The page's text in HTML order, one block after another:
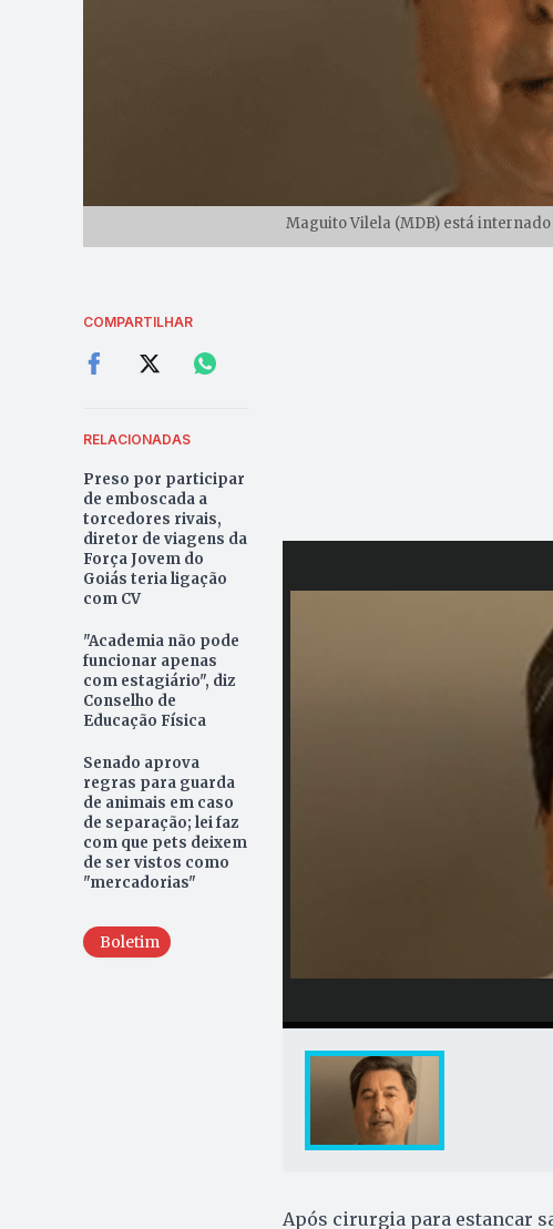
Maguito Vilela (MDB) está
COMPARTILHAR
RELACIONADAS
Preso por participar
de emboscada a
torcedores rivais,
diretor de viagens da
Força Jovem do
Goiás teria ligação
com CV
"Academia não pode
funcionar apenas
com estagiário", diz
Conselho de
Educação Física
Senado aprova
regras para guarda
de animais em caso
de separação; lei faz
com que pets deixem
de ser vistos como
"mercadorias"
Boletim
Após cirurgia para estancar